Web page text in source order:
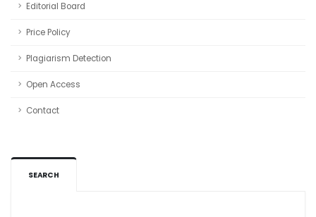
Editorial Board
Price Policy
Plagiarism Detection
Open Access
Contact
SEARCH